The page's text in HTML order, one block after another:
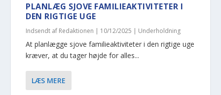
PLANLÆG SJOVE FAMILIEAKTIVITETER I
DEN RIGTIGE UGE
Indsendt af Redaktionen | 10/12/2025 | Underholdning
At planlægge sjove familieaktiviteter i den rigtige uge
kræver, at du tager højde for alles...
LÆS MERE